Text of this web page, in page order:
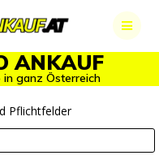
ANKAUF
ganz Österreich
Pflichtfelder